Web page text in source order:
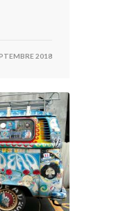
2018